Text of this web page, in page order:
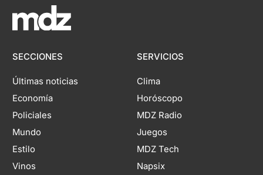
SECCIONES
Últimas noticias
Economía
Policiales
Mundo
Estilo
Vinos
SERVICIOS
Clima
Horóscopo
MDZ Radio
Juegos
MDZ Tech
Napsix